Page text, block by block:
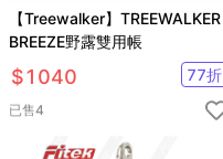
【Treewalker】TREEWALKER
BREEZE野露雙用帳
$1040 77折
已售4